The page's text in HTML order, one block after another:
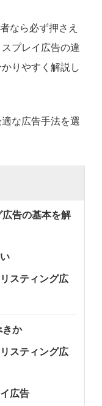
なら必ず押さえ
プレイ広告の違
りやすく解説し
な広告手法を選
告の基本を解
スティング広
きか
スティング広
広告